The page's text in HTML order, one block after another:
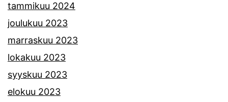
tammikuu 2024
joulukuu 2023
marraskuu 2023
lokakuu 2023
syyskuu 2023
elokuu 2023